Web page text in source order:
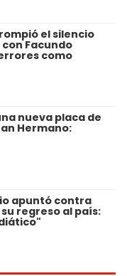
el silencio
Facundo
como
nueva placa de
Hermano:
apuntó contra
regreso al país: